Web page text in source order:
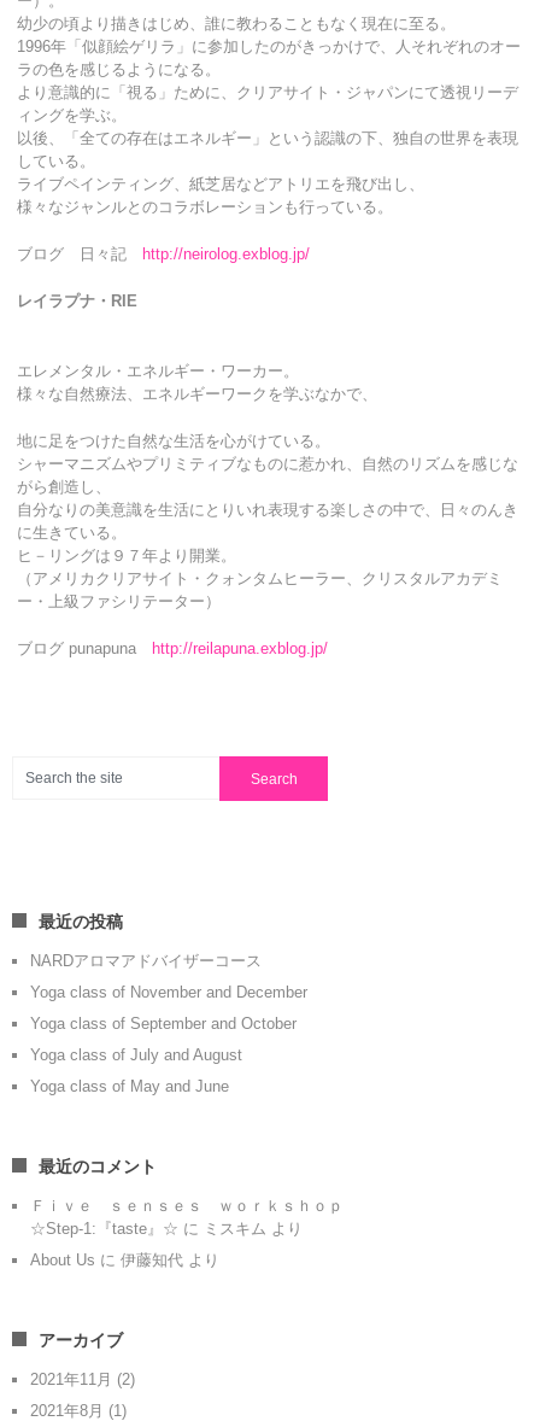
幼少の頃より描きはじめ、誰に教わることもなく現在に至る。
1996年「似顔絵ゲリラ」に参加したのがきっかけで、人それぞれのオー
ラの色を感じるようになる。
より意識的に「視る」ために、クリアサイト・ジャパンにて透視リーデ
ィングを学ぶ。
以後、「全ての存在はエネルギー」という認識の下、独自の世界を表現
している。
ライブペインティング、紙芝居などアトリエを飛び出し、
様々なジャンルとのコラボレーションも行っている。
ブログ 日々記 http://neirolog.exblog.jp/
レイラプナ・RIE
エレメンタル・エネルギー・ワーカー。
様々な自然療法、エネルギーワークを学ぶなかで、
地に足をつけた自然な生活を心がけている。
シャーマニズムやプリミティブなものに惹かれ、自然のリズムを感じな
がら創造し、
自分なりの美意識を生活にとりいれ表現する楽しさの中で、日々のんき
に生きている。
ヒ－リングは９７年より開業。
（アメリカクリアサイト・クォンタムヒーラー、クリスタルアカデミ
ー・上級ファシリテーター）
ブログ punapuna http://reilapuna.exblog.jp/
最近の投稿
NARDアロマアドバイザーコース
Yoga class of November and December
Yoga class of September and October
Yoga class of July and August
Yoga class of May and June
最近のコメント
Ｆｉｖｅ ｓｅｎｓｅｓ ｗｏｒｋｓｈｏｐ
☆Step-1:『taste』☆ に ミスキム より
About Us に 伊藤知代 より
アーカイブ
2021年11月 (2)
2021年8月 (1)